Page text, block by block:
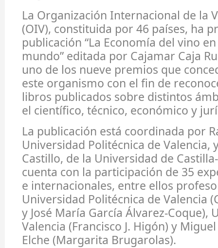
La Organización Internacional de la
(OIV), constituida por 46 países, ha
publicación “La Economía del vino
mundo” editada por Cajamar Caja
uno de los nueve premios que
este organismo con el fin de
libros publicados sobre distintos
el científico, técnico, económico y
La publicación está coordinada por
Universidad Politécnica de Valencia,
Castillo, de la Universidad de
cuenta con la participación de 35
e internacionales, entre ellos
Universidad Politécnica de Valencia
y José María García Álvarez-Coque),
Valencia (Francisco J. Higón) y
Elche (Margarita Brugarolas).